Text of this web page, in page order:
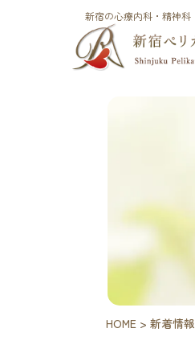
新宿の心療内科・精神科
HOME > 新着情